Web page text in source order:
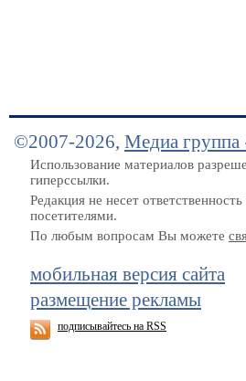
©2007-2026, Медиа группа
Использование материалов
гиперссылки.
Редакция не несет
посетителями.
По любым вопросам Вы можете
мобильная версия сайта
размещение рекламы
подписывайтесь на RSS